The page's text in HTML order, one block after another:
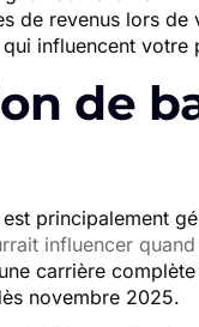
de revenus lors de
influencent votre
de
principalement
influencer
carrière
novembre 2025.